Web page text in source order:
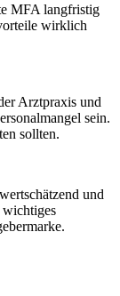
MFA langfristig
wirklich
Arztpraxis und
sein.
sollten.
und
wichtiges